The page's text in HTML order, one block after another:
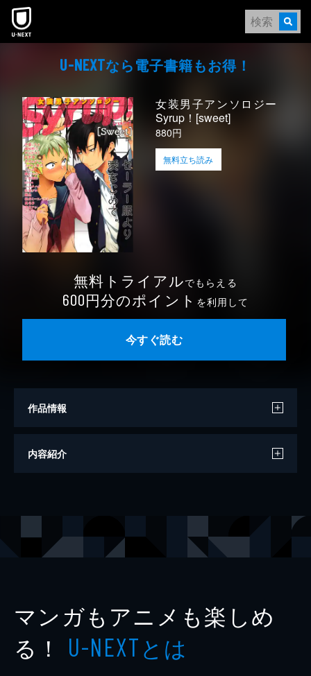
本文へスキップ
U-NEXTなら電⼦書籍もお得！
女装男子アンソロジー
Syrup！[sweet]
880円
無料立ち読み
無料トライアルでもらえる
600円分のポイント を利用して
今すぐ読む
作品情報
著者
木村ヒデサト
著者 椿かつみ
著者 二宮悦巳
内容紹介
マンガもアニメも楽しめ
る！ U-NEXTとは